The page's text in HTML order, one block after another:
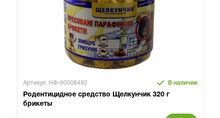
Артикул: НФ-00008492 В наличии
Родентицидное средство Щелкунчик 320 г
брикеты